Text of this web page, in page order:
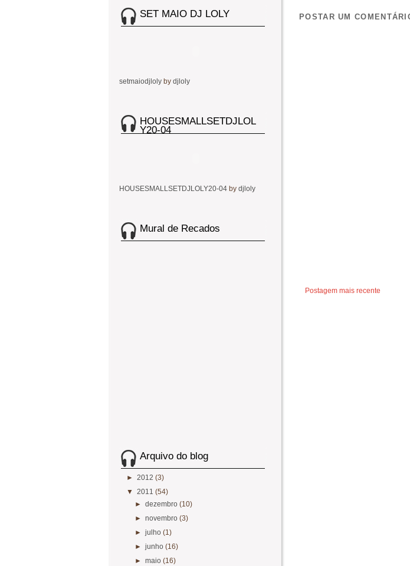
POSTAR UM
Postagem mais recente
SET MAIO DJ LOLY
setmaiodjloly by djloly
HOUSESMALLSETDJLOL
Y20-04
HOUSESMALLSETDJLOLY20-04 by djloly
Mural de Recados
Arquivo do blog
► 2012 (3)
▼ 2011 (54)
►dezembro(10)
►novembro(3)
►julho(1)
►junho(16)
►maio(16)